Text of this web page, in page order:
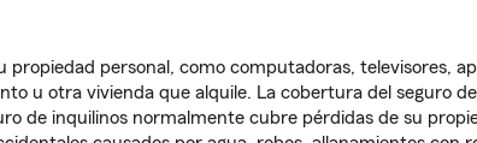
personal, como computadoras, televisores,
u otra vivienda que alquile. La cobertura del seguro de
de inquilinos normalmente cubre pérdidas de su